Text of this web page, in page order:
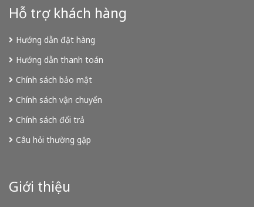
Hỗ trợ khách hàng
Hướng dẫn đặt hàng
Hướng dẫn thanh toán
Chính sách bảo mật
Chính sách vận chuyển
Chính sách đổi trả
Câu hỏi thường gặp
Giới thiệu